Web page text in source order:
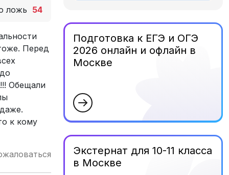
ложь 54
Перед
Обещали
к кому
Подготовка к ЕГЭ и ОГЭ
2026 онлайн и офлайн в
Москве
Экстернат для 10-11 класса
в Москве